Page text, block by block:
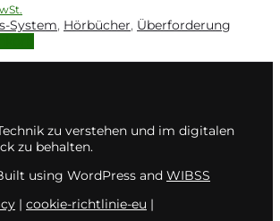
System, Hörbücher, Überforderung
zu verstehen und im digitalen
zu behalten.
using WordPress and WIBSS
| cookie-richtlinie-eu |